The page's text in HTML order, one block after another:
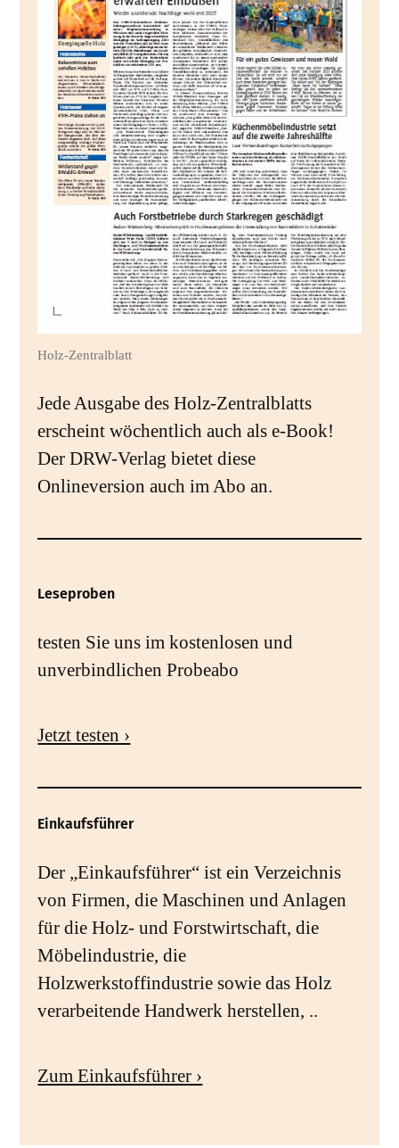
Holz-Zentralblatt
Jede Ausgabe des Holz-Zentralblatts
erscheint wöchentlich auch als e-Book!
Der DRW-Verlag bietet diese
Onlineversion auch im Abo an.
Leseproben
testen Sie uns im kostenlosen und
unverbindlichen Probeabo
Jetzt testen ›
Einkaufsführer
Der „Einkaufsführer“ ist ein Verzeichnis
von Firmen, die Maschinen und Anlagen
für die Holz- und Forstwirtschaft, die
Möbelindustrie, die
Holzwerkstoffindustrie sowie das Holz
verarbeitende Handwerk herstellen, ..
Zum Einkaufsführer ›